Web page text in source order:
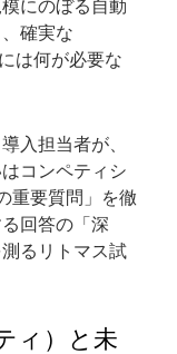
にのぼる自動
確実な
は何が必要な
入担当者が、
コンペティシ
重要質問」を徹
回答の「深
るリトマス試
ィ）と未